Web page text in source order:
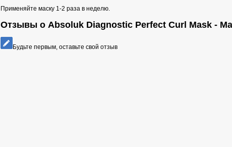
Применяйте маску 1-2 раза в неделю.
Отзывы о Absoluk Diagnostic Perfect Curl Mask -
Будьте первым, оставьте свой отзыв